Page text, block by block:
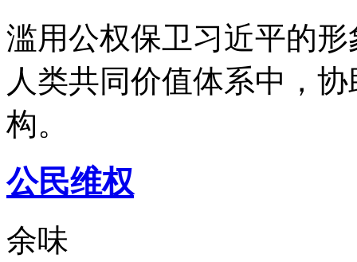
滥用公权保卫习近平的
人类共同价值体系中，
构。
公民维权
余味